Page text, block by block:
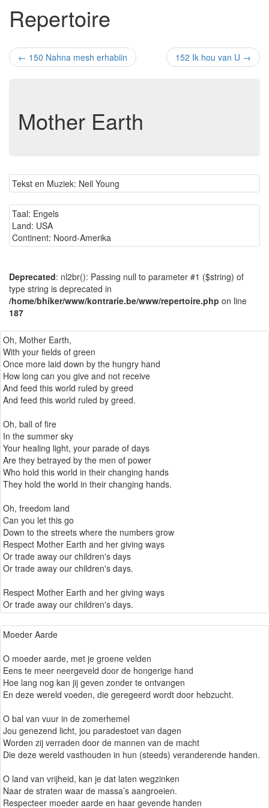
Repertoire
← 150 Nahna mesh erhabiin 152 Ik hou van U →
Mother Earth
Tekst en Muziek: Neil Young
Taal: Engels
Land: USA
Continent: Noord-Amerika
Deprecated: nl2br(): Passing null to parameter #1 ($string) of
type string is deprecated in
/home/bhiker/www/kontrarie.be/www/repertoire.php on line
187
Oh, Mother Earth,
With your fields of green
Once more laid down by the hungry hand
How long can you give and not receive
And feed this world ruled by greed
And feed this world ruled by greed.
Oh, ball of fire
In the summer sky
Your healing light, your parade of days
Are they betrayed by the men of power
Who hold this world in their changing hands
They hold the world in their changing hands.
Oh, freedom land
Can you let this go
Down to the streets where the numbers grow
Respect Mother Earth and her giving ways
Or trade away our children's days
Or trade away our children's days.
Respect Mother Earth and her giving ways
Or trade away our children's days.
Moeder Aarde
O moeder aarde, met je groene velden
Eens te meer neergeveld door de hongerige hand
Hoe lang nog kan jij geven zonder te ontvangen
En deze wereld voeden, die geregeerd wordt door hebzucht.
O bal van vuur in de zomerhemel
Jou genezend licht, jou paradestoet van dagen
Worden zij verraden door de mannen van de macht
Die deze wereld vasthouden in hun (steeds) veranderende handen.
O land van vrijheid, kan je dat laten wegzinken
Naar de straten waar de massa’s aangroeien.
Respecteer moeder aarde en haar gevende handen